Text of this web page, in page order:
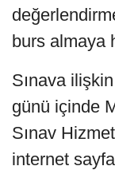
burs almaya
Sınava
günü içinde
Sınav
internet